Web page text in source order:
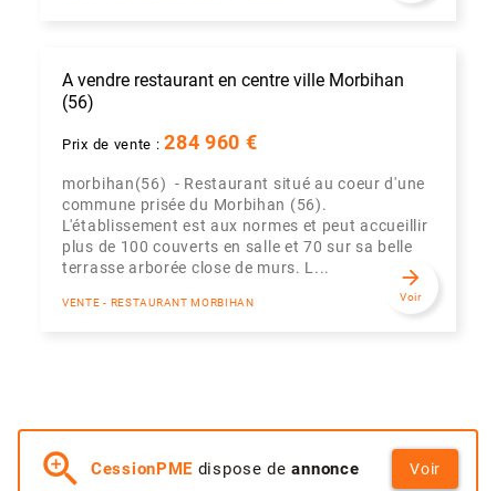
A vendre restaurant en centre ville Morbihan
(56)
Prix de vente :284 960 €
morbihan(56) - Restaurant situé au coeur d'une
commune prisée du Morbihan (56).
L'établissement est aux normes et peut accueillir
plus de 100 couverts en salle et 70 sur sa belle
terrasse arborée close de murs. L...
VENTE - RESTAURANT MORBIHAN
arrow_forward
Voir
zoom_in CessionPME dispose deannonce Voir